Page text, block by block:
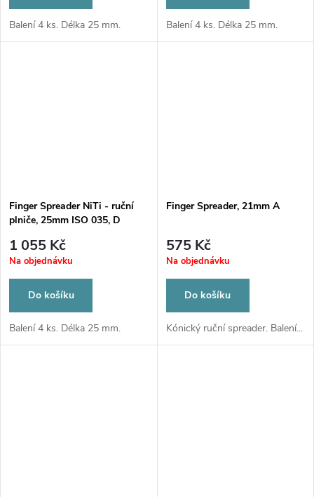
Balení 4 ks. Délka 25 mm. Balení 4 ks. Délka 25 mm.
Finger Spreader NiTi - ruční
plniče, 25mm ISO 035, D
1 055 Kč
Na objednávku
Do košíku
Balení 4 ks. Délka 25 mm.
Finger Spreader, 21mm A
575 Kč
Na objednávku
Do košíku
Kónický ruční spreader. Balení...